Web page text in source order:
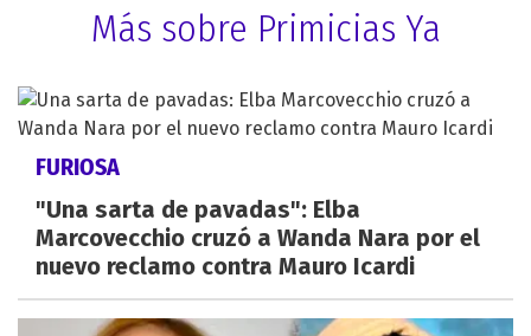
Más sobre Primicias Ya
FURIOSA
"Una sarta de pavadas": Elba
Marcovecchio cruzó a Wanda Nara por el
nuevo reclamo contra Mauro Icardi